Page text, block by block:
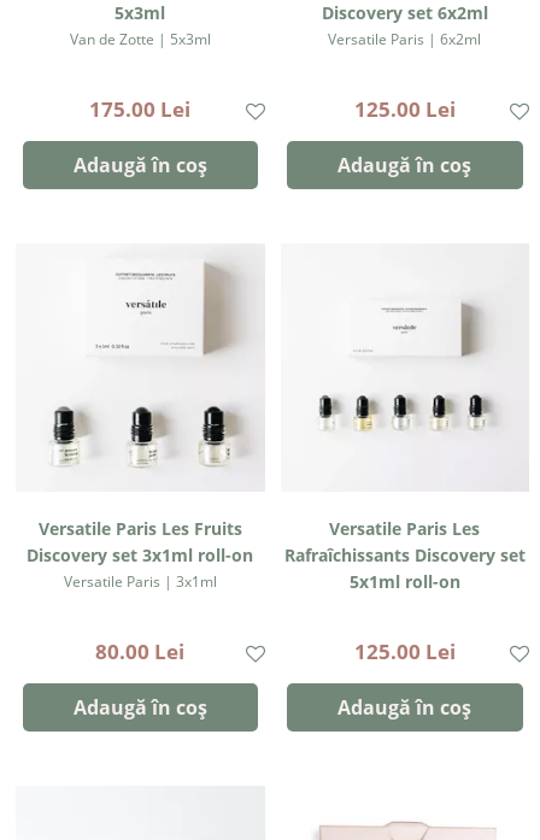
5x3ml
Van de Zotte | 5x3ml
175.00 Lei
Adaugă în coș
Discovery set 6x2ml
Versatile Paris | 6x2ml
125.00 Lei
Adaugă în coș
Versatile Paris Les Fruits
Discovery set 3x1ml roll-on
Versatile Paris | 3x1ml
80.00 Lei
Adaugă în coș
Versatile Paris Les
Rafraîchissants Discovery set
5x1ml roll-on
125.00 Lei
Adaugă în coș